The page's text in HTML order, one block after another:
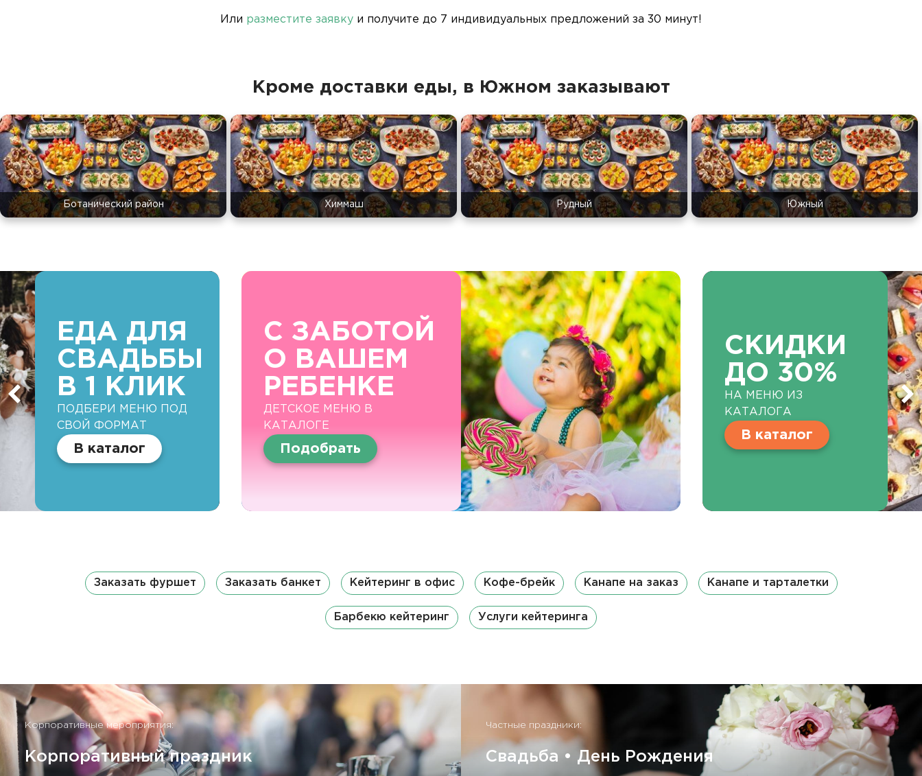
Или разместите заявку и получите до 7 индивидуальных предложений за 30 минут!
Кроме доставки еды, в Южном заказывают
Ботанический район Химмаш Рудный Южный
ЕДА ДЛЯ
СВАДЬБЫ
В 1 КЛИК
ПОДБЕРИ МЕНЮ ПОД
СВОЙ ФОРМАТ
В каталог
С ЗАБОТОЙ
О ВАШЕМ
РЕБЕНКЕ
ДЕТСКОЕ МЕНЮ В
КАТАЛОГЕ
Подобрать
СКИДКИ
ДО 30%
НА МЕНЮ ИЗ
КАТАЛОГА
В каталог
Заказать фуршет Заказать банкет Кейтеринг в офис Кофе-брейк Канапе на заказ Канапе и тарталетки
Барбекю кейтеринг Услуги кейтеринга
Корпоративные мероприятия:
Корпоративный праздник
Частные праздники:
Свадьба • День Рождения